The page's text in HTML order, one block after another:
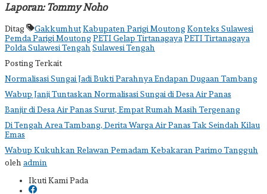
Laporan: Tommy Noho
Ditag GakkumhutKabupaten Parigi Moutong Konteks Sulawesi
Pemda Parigi Moutong PETI Gelap TirtanagayaPETI Tirtanagaya
Polda Sulawesi Tengah Sulawesi Tengah
Posting Terkait
Normalisasi Sungai Jadi Bukti Parahnya Endapan Dugaan Tambang
Wabup Janji Tuntaskan Normalisasi Sungai di Desa Air Panas
Banjir di Desa Air Panas Surut, Empat Rumah Masih Tergenang
Di Tengah Area Tambang, Derita Warga Air Panas Tak Seindah Kilau
Emas
Wabup Kukuhkan Relawan Pemadam Kebakaran Parimo Tangguh
oleh admin
Ikuti Kami Pada